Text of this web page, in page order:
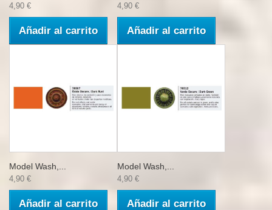
4,90 €
Añadir al carrito
4,90 €
Añadir al carrito
Model Wash,...
4,90 €
Añadir al carrito
Model Wash,...
4,90 €
Añadir al carrito